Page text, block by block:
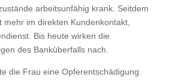
arbeitsunfähig krank. Seitdem
mehr im direkten Kundenkontakt,
Bis heute wirken die
des Banküberfalls nach.
die Frau eine Opferentschädigung.